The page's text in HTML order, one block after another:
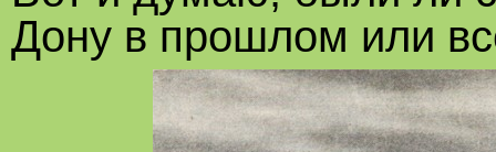
Дону в прошлом или